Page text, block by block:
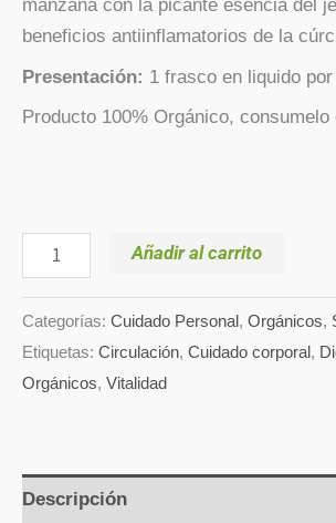
manzana con la picante esencia del
beneficios antiinflamatorios de la
Presentación: 1 frasco en liquido
Producto 100% Orgánico,
Añadir al carrito
Categorías: Cuidado Personal, Orgánicos,
Etiquetas: Circulación, Cuidado corporal,
Orgánicos, Vitalidad
Descripción